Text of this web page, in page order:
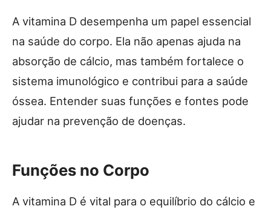
A vitamina D desempenha um papel essencial
na saúde do corpo. Ela não apenas ajuda na
absorção de cálcio, mas também fortalece o
sistema imunológico e contribui para a saúde
óssea. Entender suas funções e fontes pode
ajudar na prevenção de doenças.
Funções no Corpo
A vitamina D é vital para o equilíbrio do cálcio e